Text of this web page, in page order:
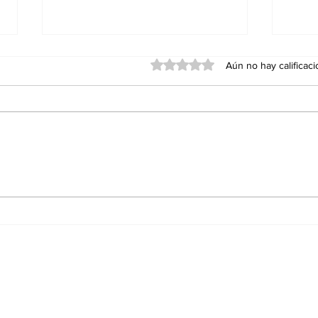
educación, inclusión y
Obtuvo 0 de 5 estrellas.
Aún no hay